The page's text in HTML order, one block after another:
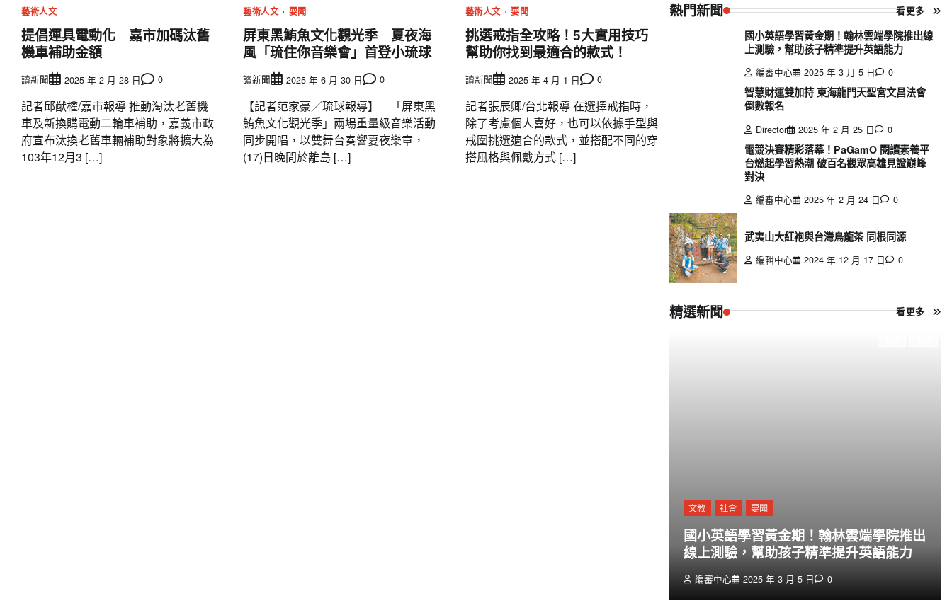
藝術人文
提倡運具電動化 嘉市加碼汰舊
機車補助金額
讀新聞 2025 年 2 月 28 日 0
記者邱猷權/嘉市報導 推動淘汰老舊機
車及新換購電動二輪車補助，嘉義市政
府宣布汰換老舊車輛補助對象將擴大為
103年12月3 […]
藝術人文 要聞
屏東黑鮪魚文化觀光季 夏夜海
風「琉住你音樂會」首登小琉球
讀新聞 2025 年 6 月 30 日 0
【記者范家豪／琉球報導】 「屏東黑
鮪魚文化觀光季」兩場重量級音樂活動
同步開唱，以雙舞台奏響夏夜樂章，
(17)日晚間於離島 […]
藝術人文 要聞
挑選戒指全攻略！5大實用技巧
幫助你找到最適合的款式！
讀新聞 2025 年 4 月 1 日 0
記者張辰卿/台北報導 在選擇戒指時，
除了考慮個人喜好，也可以依據手型與
戒圍挑選適合的款式，並搭配不同的穿
搭風格與佩戴方式 […]
熱門新聞 看更多
國小英語學習黃金期！翰林雲端學院推出線
上測驗，幫助孩子精準提升英語能力
編審中心 2025 年 3 月 5 日 0
智慧財運雙加持 東海龍門天聖宮文昌法會
倒數報名
Director 2025 年 2 月 25 日 0
電競決賽精彩落幕！PaGamO 閱讀素養平
台燃起學習熱潮 破百名觀眾高雄見證巔峰
對決
編審中心 2025 年 2 月 24 日 0
武夷山大紅袍與台灣烏龍茶 同根同源
編輯中心 2024 年 12 月 17 日 0
精選新聞 看更多
文教 社會 要聞
國小英語學習黃金期！翰林雲端學院推出
線上測驗，幫助孩子精準提升英語能力
編審中心 2025 年 3 月 5 日 0